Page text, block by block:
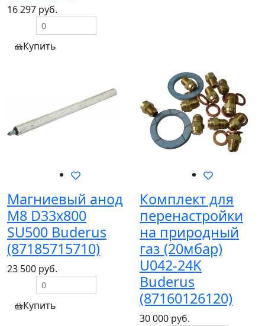
16 297 руб.
Купить
Магниевый анод
M8 D33x800
SU500 Buderus
(87185715710)
23 500 руб.
Купить
Комплект для
перенастройки
на природный
газ (20мбар)
U042-24K
Buderus
(87160126120)
30 000 руб.